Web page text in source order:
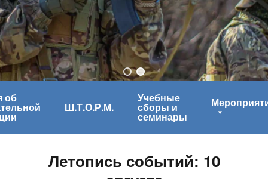
об
Ш.Т.О.Р.М.
Учебные
сборы и
семинары
Летопись событий: 10